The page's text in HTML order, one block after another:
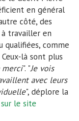
en général
côté, des
travailler en
comme
là sont plus
merci". "Je vois
avec leurs
", déplore la
le site